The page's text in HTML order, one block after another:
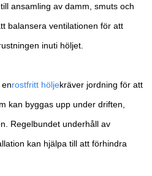
ansamling av damm, smuts och
balansera ventilationen för att
inuti höljet.
rostfritt höljekräver jordning för att
kan byggas upp under driften,
Regelbundet underhåll av
kan hjälpa till att förhindra